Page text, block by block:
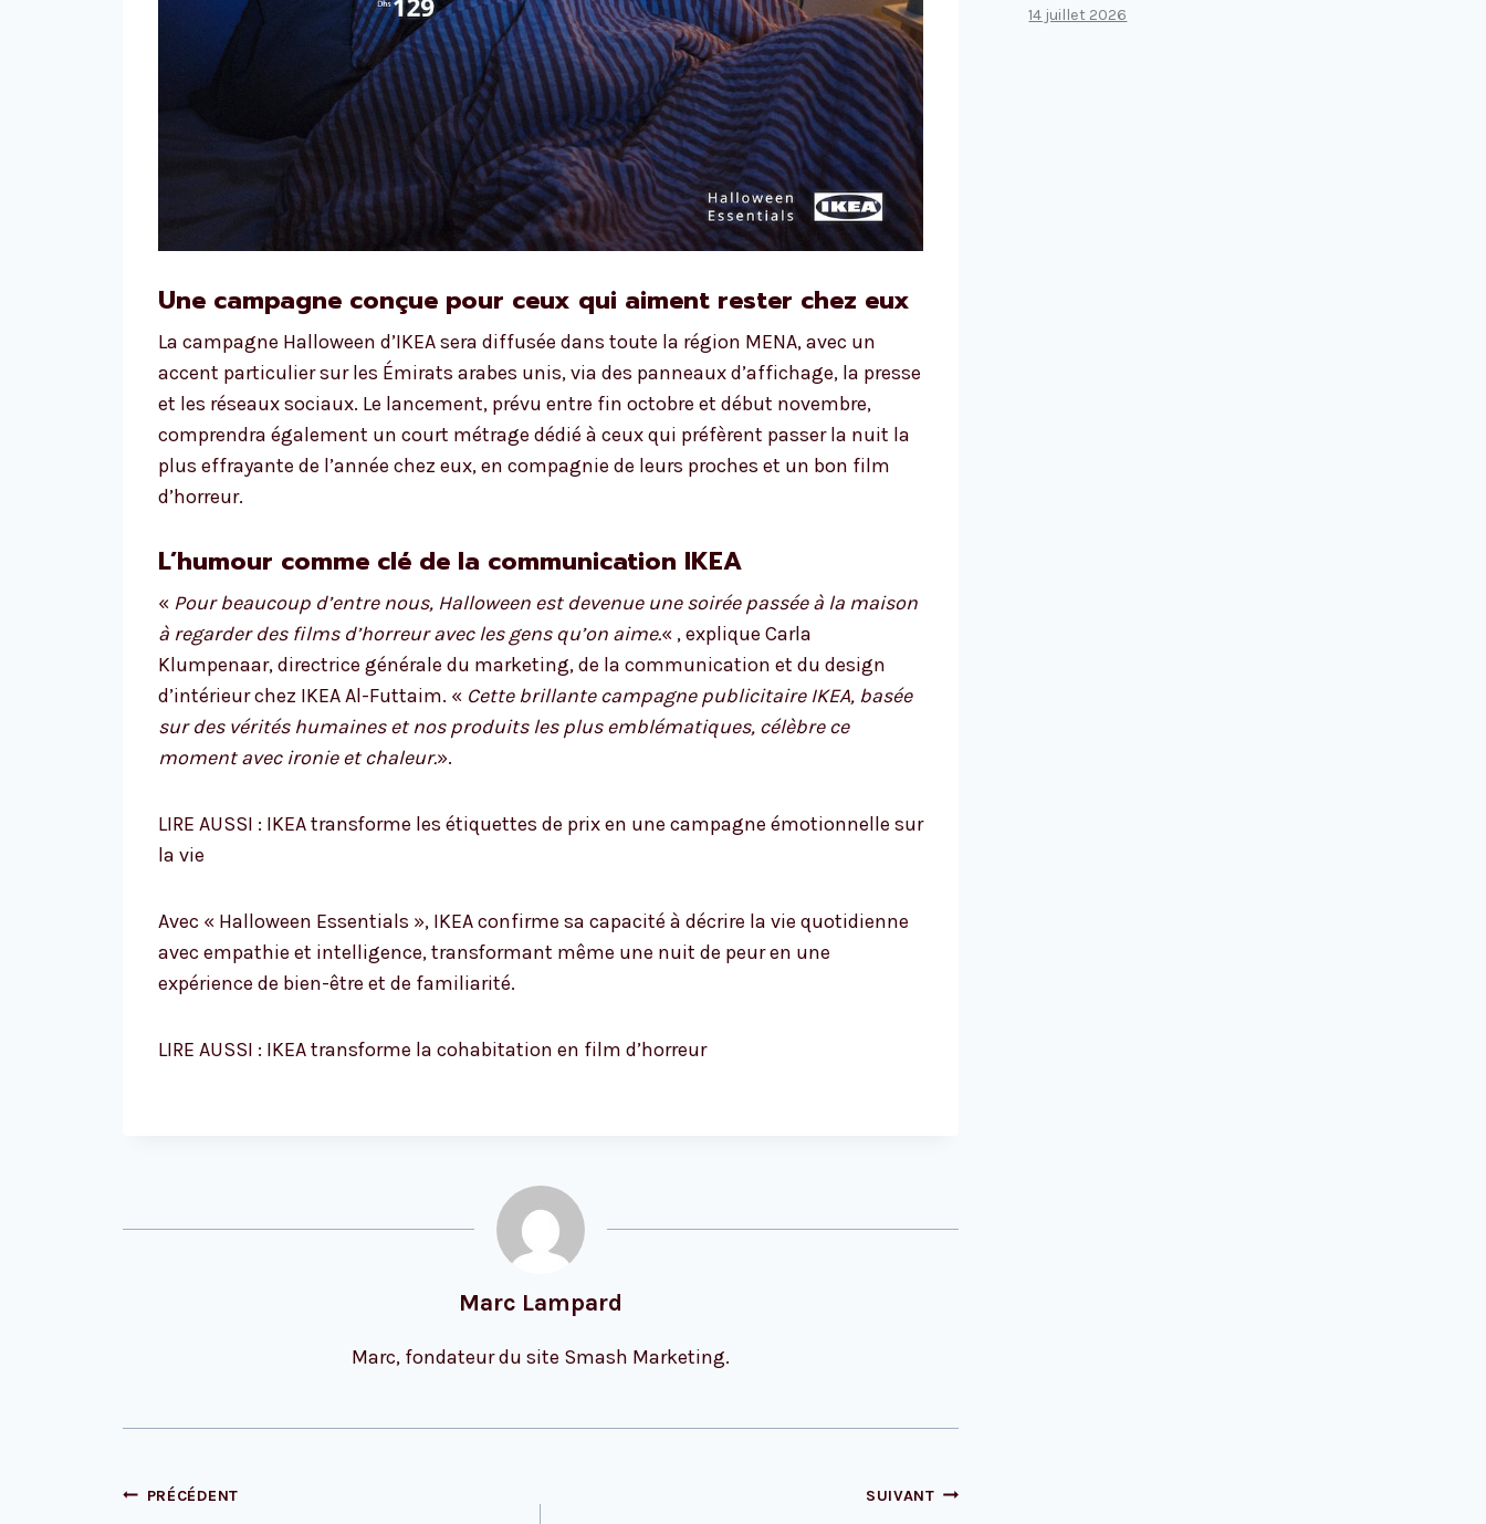
Une campagne conçue pour ceux qui aiment rester chez eux
La campagne Halloween d’IKEA sera diffusée dans toute la région MENA, avec un
accent particulier sur les Émirats arabes unis, via des panneaux d’affichage, la presse
et les réseaux sociaux. Le lancement, prévu entre fin octobre et début novembre,
comprendra également un court métrage dédié à ceux qui préfèrent passer la nuit la
plus effrayante de l’année chez eux, en compagnie de leurs proches et un bon film
d’horreur.
L’humour comme clé de la communication IKEA
« Pour beaucoup d’entre nous, Halloween est devenue une soirée passée à la maison
à regarder des films d’horreur avec les gens qu’on aime.« , explique Carla
Klumpenaar, directrice générale du marketing, de la communication et du design
d’intérieur chez IKEA Al-Futtaim. « Cette brillante campagne publicitaire IKEA, basée
sur des vérités humaines et nos produits les plus emblématiques, célèbre ce
moment avec ironie et chaleur.».
LIRE AUSSI : IKEA transforme les étiquettes de prix en une campagne émotionnelle sur
la vie
Avec « Halloween Essentials », IKEA confirme sa capacité à décrire la vie quotidienne
avec empathie et intelligence, transformant même une nuit de peur en une
expérience de bien-être et de familiarité.
LIRE AUSSI : IKEA transforme la cohabitation en film d’horreur
Marc Lampard
Marc, fondateur du site Smash Marketing.
Navigation
PRÉCÉDENT SUIVANT
14 juillet 2026